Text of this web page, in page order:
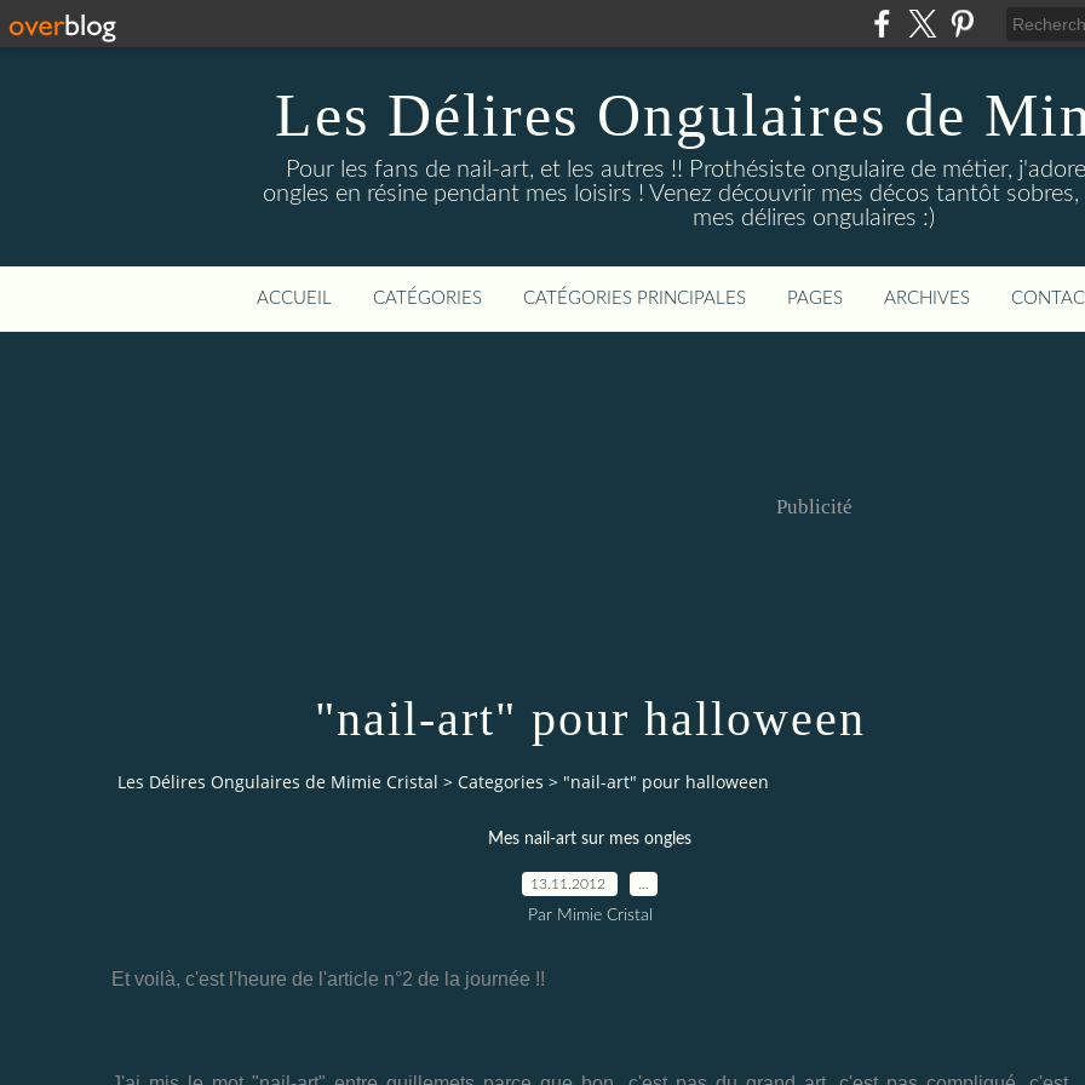
Les Délires Ongulaires de
Pour les fans de nail-art, et les autres !! Prothésiste ongulaire de métier,
ongles en résine pendant mes loisirs ! Venez découvrir mes décos tantôt
mes délires ongulaires :)
ACCUEIL CATÉGORIES CATÉGORIES PRINCIPALES PAGES ARCHIVES
Publicité
"nail-art" pour halloween
Les Délires Ongulaires de Mimie Cristal > Categories > "nail-art" pour halloween
Mes nail-art sur mes ongles
13.11.2012
Par Mimie Cristal
Et voilà, c'est l'heure de l'article n°2 de la journée !!